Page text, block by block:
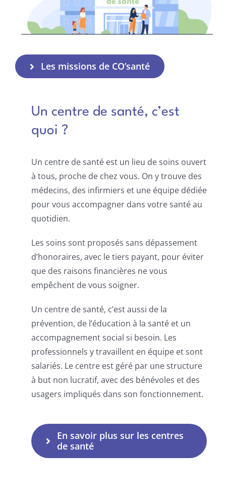
Les missions de CO’santé
Un centre de santé, c’est
quoi ?
Un centre de santé est un lieu de soins ouvert
à tous, proche de chez vous. On y trouve des
médecins, des infirmiers et une équipe dédiée
pour vous accompagner dans votre santé au
quotidien.
Les soins sont proposés sans dépassement
d’honoraires, avec le tiers payant, pour éviter
que des raisons financières ne vous
empêchent de vous soigner.
Un centre de santé, c’est aussi de la
prévention, de l’éducation à la santé et un
accompagnement social si besoin. Les
professionnels y travaillent en équipe et sont
salariés. Le centre est géré par une structure
à but non lucratif, avec des bénévoles et des
usagers impliqués dans son fonctionnement.
En savoir plus sur les centres
de santé